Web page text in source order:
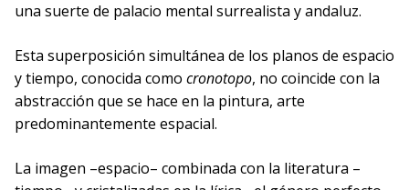
una suerte de palacio mental surrealista y andaluz.
Esta superposición simultánea de los planos de espacio
y tiempo, conocida como cronotopo, no coincide con la
abstracción que se hace en la pintura, arte
predominantemente espacial.
La imagen –espacio– combinada con la literatura –